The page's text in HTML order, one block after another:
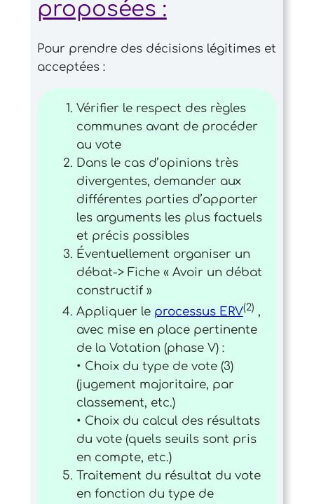
proposées :
Pour prendre des décisions légitimes et
acceptées :
Vérifier le respect des règles
communes avant de procéder
au vote
Dans le cas d’opinions très
divergentes, demander aux
différentes parties d’apporter
les arguments les plus factuels
et précis possibles
Éventuellement organiser un
débat-> Fiche « Avoir un débat
constructif »
Appliquer le processus ERV(2) ,
avec mise en place pertinente
de la Votation (phase V) :
• Choix du type de vote (3)
(jugement majoritaire, par
classement, etc.)
• Choix du calcul des résultats
du vote (quels seuils sont pris
en compte, etc.)
Traitement du résultat du vote
en fonction du type de